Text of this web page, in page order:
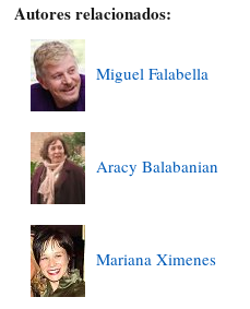
Autores relacionados:
Miguel Falabella
Aracy Balabanian
Mariana Ximenes